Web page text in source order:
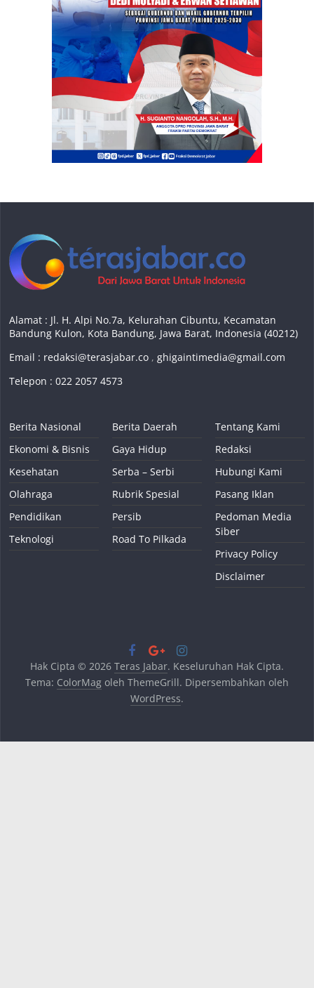
Alamat : Jl. H. Alpi No.7a, Kelurahan Cibuntu, Kecamatan
Bandung Kulon, Kota Bandung, Jawa Barat, Indonesia (40212)
Email : redaksi@terasjabar.co ,ghigaintimedia@gmail.com
Telepon : 022 2057 4573
Berita Nasional
Ekonomi & Bisnis
Kesehatan
Olahraga
Pendidikan
Teknologi
Berita Daerah
Gaya Hidup
Serba – Serbi
Rubrik Spesial
Persib
Road To Pilkada
Tentang Kami
Redaksi
Hubungi Kami
Pasang Iklan
Pedoman Media
Siber
Privacy Policy
Disclaimer
Hak Cipta © 2026 Teras Jabar. Keseluruhan Hak Cipta.
Tema: ColorMagoleh ThemeGrill. Dipersembahkan oleh
WordPress.